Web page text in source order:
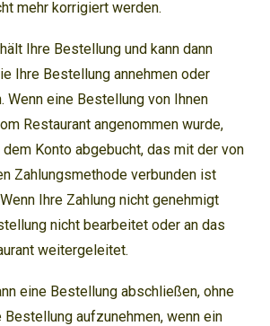
mehr korrigiert werden.
Ihre Bestellung und kann dann
Ihre Bestellung annehmen oder
Wenn eine Bestellung von Ihnen
Restaurant angenommen wurde,
Konto abgebucht, das mit der von
Zahlungsmethode verbunden ist
Ihre Zahlung nicht genehmigt
nicht bearbeitet oder an das
weitergeleitet.
eine Bestellung abschließen, ohne
aufzunehmen, wenn ein